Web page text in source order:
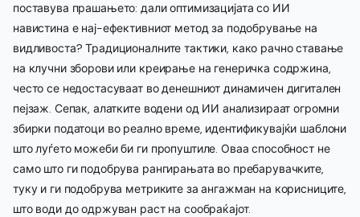
поставува прашањето: дали оптимизацијата со ИИ
навистина е нај-ефективниот метод за подобрување на
видливоста? Традиционалните тактики, како рачно ставање
на клучни зборови или креирање на генеричка содржина,
често се недостасуваат во денешниот динамичен дигитален
пејзаж. Сепак, алатките водени од ИИ анализираат огромни
збирки податоци во реално време, идентификувајќи шаблони
што луѓето можеби би ги пропуштиле. Оваа способност не
само што ги подобрува рангирањата во пребарувачките,
туку и ги подобрува метриките за ангажман на корисниците,
што води до одржуван раст на сообраќајот.